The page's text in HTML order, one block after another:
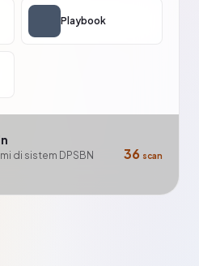
Playbook
di sistem DPSBN
36 scan